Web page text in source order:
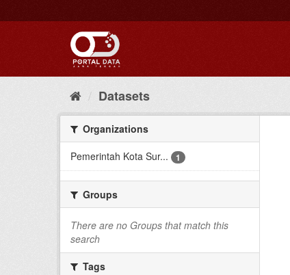
to
Datasets
Organizations
Pemerintah Kota Sur...
1
Groups
There are no Groups that match this
search
Tags